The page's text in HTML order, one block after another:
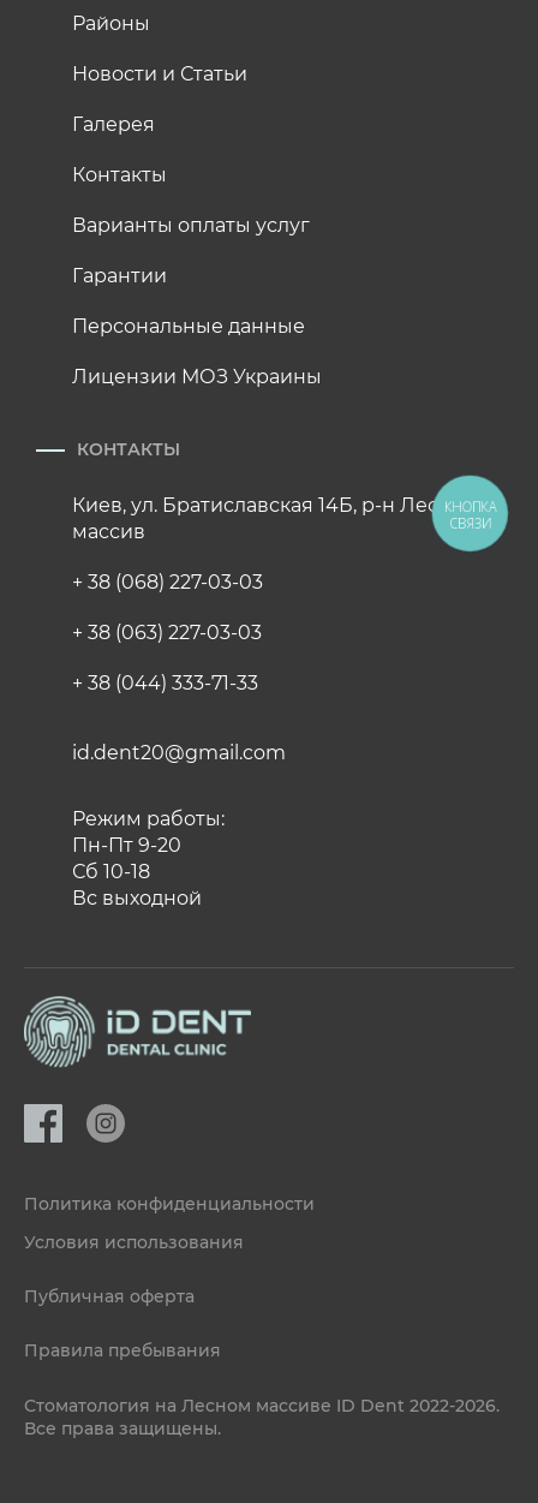
Районы
Новости и Статьи
Галерея
Контакты
Варианты оплаты услуг
Гарантии
Персональные данные
Лицензии МОЗ Украины
КОНТАКТЫ
Киев, ул. Братиславская 14Б, р-н Лесной
массив
+ 38 (068) 227-03-03
+ 38 (063) 227-03-03
+ 38 (044) 333-71-33
id.dent20@gmail.com
Режим работы:
Пн-Пт 9-20
Сб 10-18
Вс выходной
Стоматология на Лесном массиве ID Dent 2022-2026.
Все права защищены.
Политика конфиденциальности
Условия использования
Публичная оферта
Правила пребывания
КНОПКА
СВЯЗИ